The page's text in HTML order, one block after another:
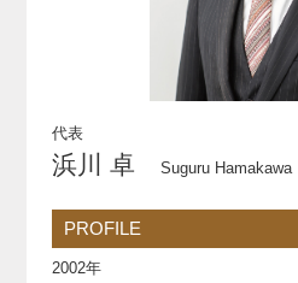
代表
浜川 卓 Suguru Hamakawa
PROFILE
2002年